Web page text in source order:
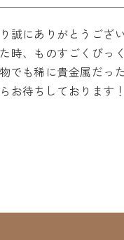
誠にありがとうご
時、ものすごくび
でも稀に貴金属だ
お待ちしております！